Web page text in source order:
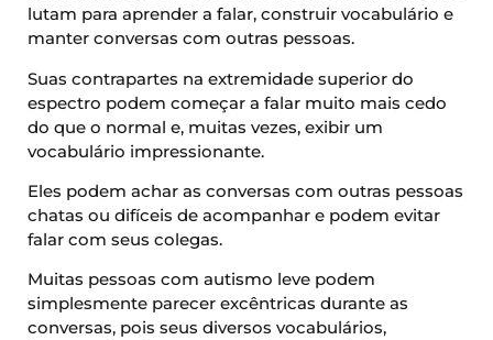
lutam para aprender a falar, construir vocabulário e
manter conversas com outras pessoas.
Suas contrapartes na extremidade superior do
espectro podem começar a falar muito mais cedo
do que o normal e, muitas vezes, exibir um
vocabulário impressionante.
Eles podem achar as conversas com outras pessoas
chatas ou difíceis de acompanhar e podem evitar
falar com seus colegas.
Muitas pessoas com autismo leve podem
simplesmente parecer excêntricas durante as
conversas, pois seus diversos vocabulários,